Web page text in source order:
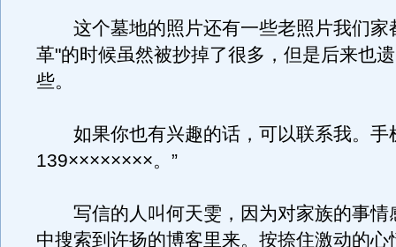
这个墓地的照片还有一些老照片我们家
革"的时候虽然被抄掉了很多，但是后来也
些。
如果你也有兴趣的话，可以联系我。手
139××××××××。”
写信的人叫何天雯，因为对家族的事情
中搜索到许扬的博客里来。按捺住激动的心